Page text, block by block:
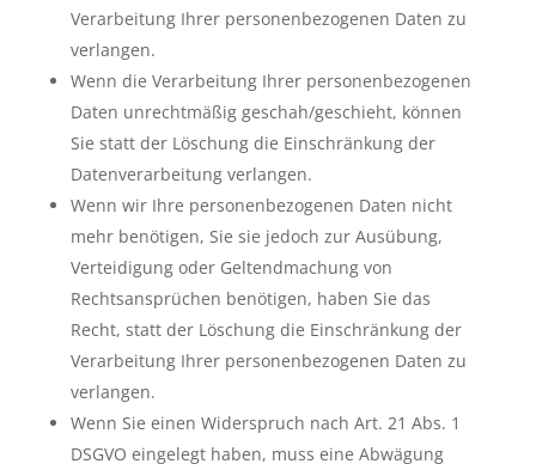
Verarbeitung Ihrer personenbezogenen Daten zu
verlangen.
Wenn die Verarbeitung Ihrer personenbezogenen
Daten unrechtmäßig geschah/geschieht, können
Sie statt der Löschung die Einschränkung der
Datenverarbeitung verlangen.
Wenn wir Ihre personenbezogenen Daten nicht
mehr benötigen, Sie sie jedoch zur Ausübung,
Verteidigung oder Geltendmachung von
Rechtsansprüchen benötigen, haben Sie das
Recht, statt der Löschung die Einschränkung der
Verarbeitung Ihrer personenbezogenen Daten zu
verlangen.
Wenn Sie einen Widerspruch nach Art. 21 Abs. 1
DSGVO eingelegt haben, muss eine Abwägung